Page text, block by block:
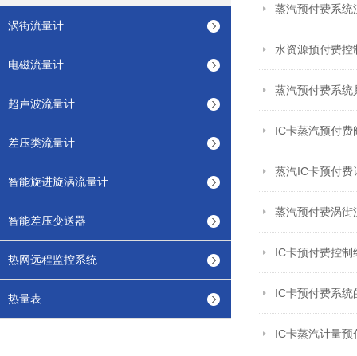
涡街流量计
电磁流量计
超声波流量计
差压类流量计
智能旋进旋涡流量计
智能差压变送器
热网远程监控系统
热量表
蒸汽预付费系统
水资源预付费
蒸汽预付费系统
IC卡蒸汽预付费
蒸汽IC卡预付费
蒸汽预付费涡街
IC卡预付费控
IC卡预付费系
IC卡蒸汽计量